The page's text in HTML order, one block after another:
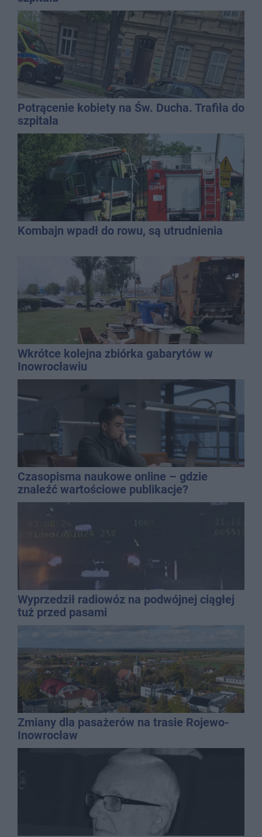
Potrącenie kobiety na Św. Ducha. Trafiła do
szpitala
Kombajn wpadł do rowu, są utrudnienia
Wkrótce kolejna zbiórka gabarytów w
Inowrocławiu
Czasopisma naukowe online – gdzie
znaleźć wartościowe publikacje?
Wyprzedził radiowóz na podwójnej ciągłej
tuż przed pasami
Zmiany dla pasażerów na trasie Rojewo-
Inowrocław